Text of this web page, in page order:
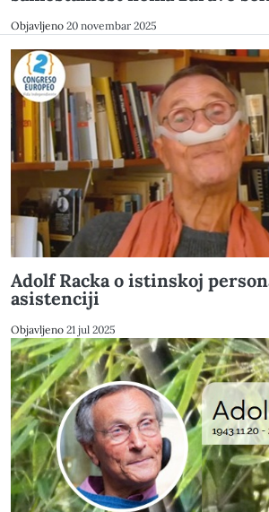
Objavljeno 20 novembar 2025
Adolf Racka o istinskoj
asistenciji
Objavljeno 21 jul 2025